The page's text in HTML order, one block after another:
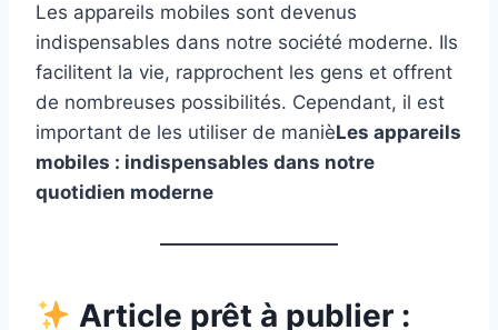
Les appareils mobiles sont devenus
indispensables dans notre société moderne. Ils
facilitent la vie, rapprochent les gens et offrent
de nombreuses possibilités. Cependant, il est
important de les utiliser de manièLes appareils
mobiles : indispensables dans notre
quotidien moderne
Article prêt à publier :